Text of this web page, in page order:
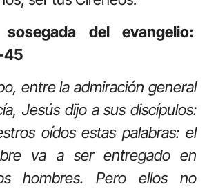
del evangelio:
45
entre la admiración general
Jesús dijo a sus discípulos:
oídos estas palabras: el
va a ser entregado en
hombres. Pero ellos no